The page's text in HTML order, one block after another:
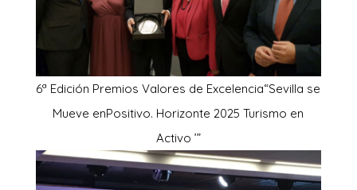
6ª Edición Premios Valores de Excelencia“Sevilla se
Mueve enPositivo. Horizonte 2025 Turismo en
Activo ’”